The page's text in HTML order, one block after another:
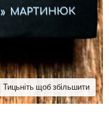
Тицьніть щоб збільшити